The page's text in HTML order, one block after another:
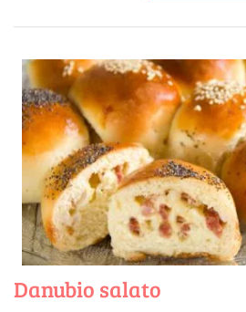
Danubio salato